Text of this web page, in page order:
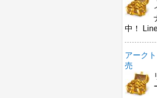
中！
アーク
売